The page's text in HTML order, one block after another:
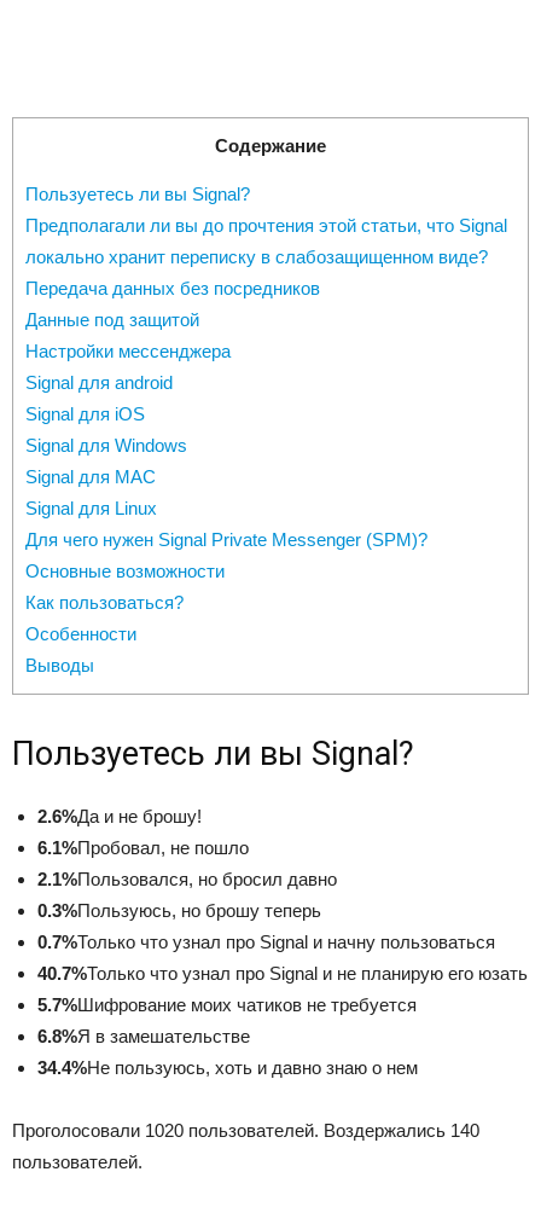
Содержание
Пользуетесь ли вы Signal?
Предполагали ли вы до прочтения этой статьи, что Signal
локально хранит переписку в слабозащищенном виде?
Передача данных без посредников
Данные под защитой
Настройки мессенджера
Signal для android
Signal для iOS
Signal для Windows
Signal для MAC
Signal для Linux
Для чего нужен Signal Private Messenger (SPM)?
Основные возможности
Как пользоваться?
Особенности
Выводы
Пользуетесь ли вы Signal?
2.6%Да и не брошу!
6.1%Пробовал, не пошло
2.1%Пользовался, но бросил давно
0.3%Пользуюсь, но брошу теперь
0.7%Только что узнал про Signal и начну пользоваться
40.7%Только что узнал про Signal и не планирую его юзать
5.7%Шифрование моих чатиков не требуется
6.8%Я в замешательстве
34.4%Не пользуюсь, хоть и давно знаю о нем
Проголосовали 1020 пользователей. Воздержались 140
пользователей.